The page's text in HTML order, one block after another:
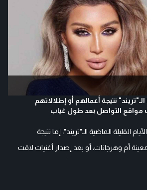
نتيجة أعمالهم أو إطلالاتهم
مواقع التواصل بعد طول غياب
القليلة الماضية الـ"تريند"، إما نتيجة
أم وهرجانات، أو بعد إصدار أغنيات لاقت